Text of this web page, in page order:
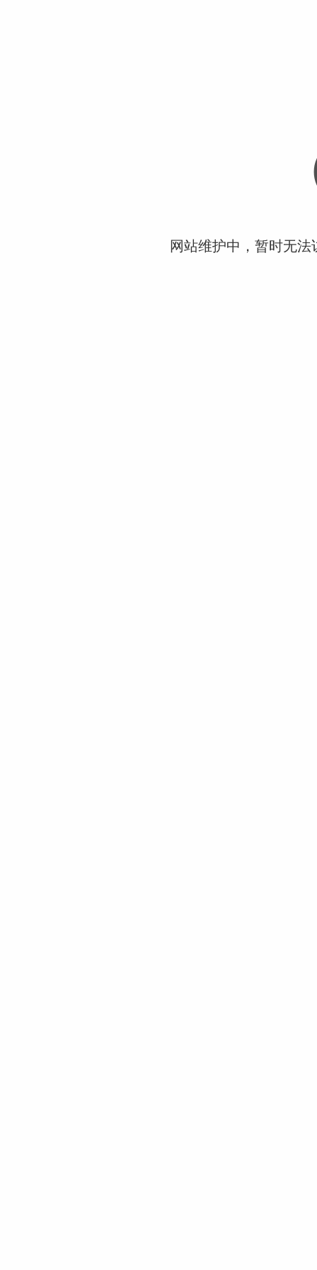
网站维护中，暂时无